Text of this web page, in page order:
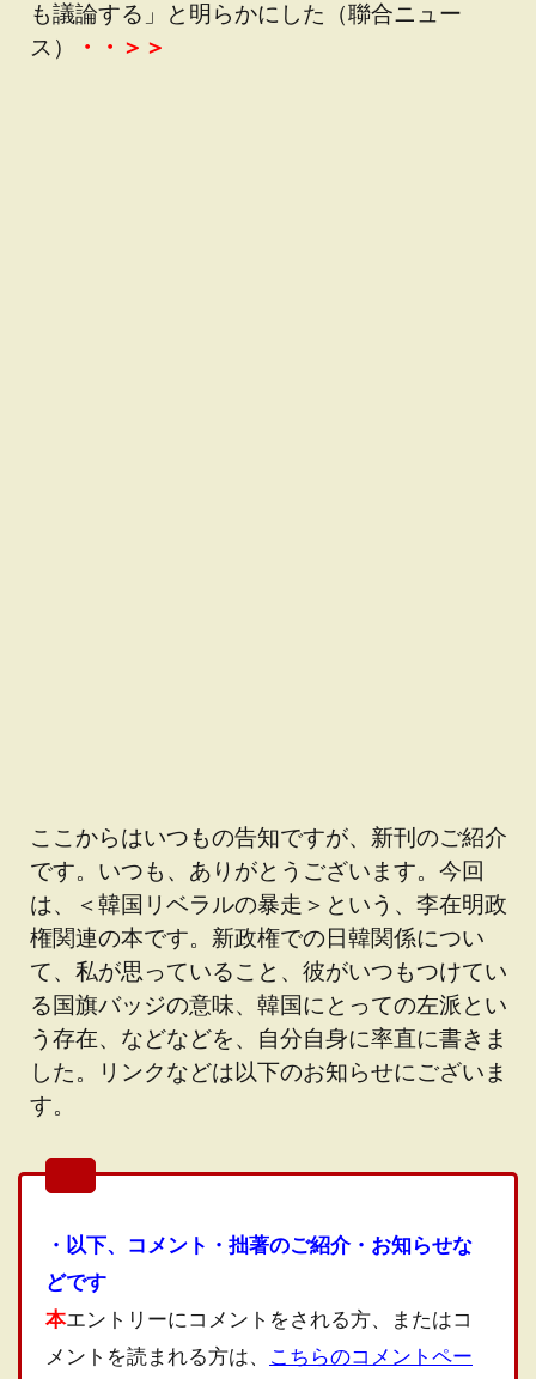
も議論する」と明らかにした（聯合ニュー
ス）
・・＞＞
ここからはいつもの告知ですが、新刊のご紹介
です。いつも、ありがとうございます。今回
は、＜韓国リベラルの暴走＞という、李在明政
権関連の本です。新政権での日韓関係につい
て、私が思っていること、彼がいつもつけてい
る国旗バッジの意味、韓国にとっての左派とい
う存在、などなどを、自分自身に率直に書きま
した。リンクなどは以下のお知らせにございま
す。
・以下、コメント・拙著のご紹介・お知らせな
どです
本エントリーにコメントをされる方、またはコ
メントを読まれる方は、 こちらのコメントペー